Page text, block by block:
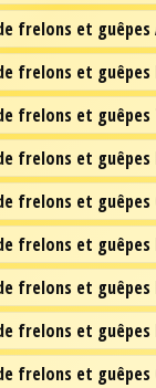
frelons et guêpes
frelons et guêpes
frelons et guêpes
frelons et guêpes
frelons et guêpes
frelons et guêpes
frelons et guêpes
frelons et guêpes
frelons et guêpes